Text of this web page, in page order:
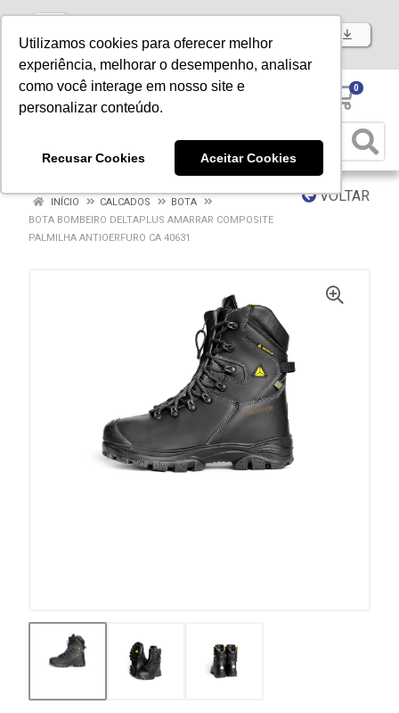
Utilizamos cookies para oferecer melhor
experiência, melhorar o desempenho, analisar
como você interage em nosso site e
personalizar conteúdo.
Recusar Cookies Aceitar Cookies
Baixe já nosso APP
0
VOLTAR
INÍCIO CALCADOS
BOTA
BOTA BOMBEIRO DELTAPLUS AMARRAR COMPOSITE
PALMILHA ANTIOERFURO CA 40631